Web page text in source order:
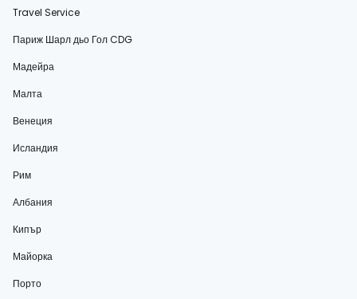
Travel Service
Париж Шарл дьо Гол CDG
Мадейра
Малта
Венеция
Исландия
Рим
Албания
Кипър
Майорка
Порто